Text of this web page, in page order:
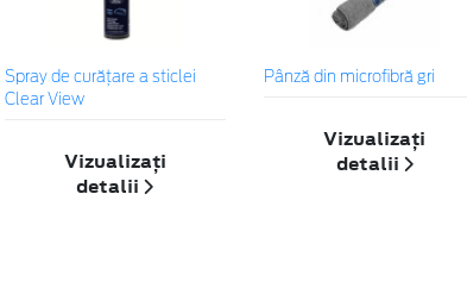
Spray de curățare a sticlei
Clear View
Vizualizați
detalii
Pânză din microfibră gri
Vizualizați
detalii